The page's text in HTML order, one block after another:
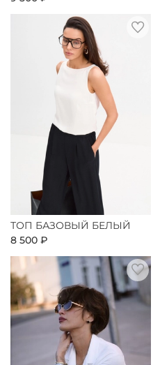
ТОП БАЗОВЫЙ БЕЛЫЙ
8 500 ₽